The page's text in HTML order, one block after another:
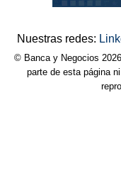
Nuestras redes:
© Banca y Negocios
parte de esta página